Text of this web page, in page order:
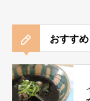
おすす